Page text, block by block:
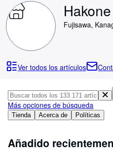
Consultar mis pedidos
Búsqueda avanzada
Colecciones
Arte y coleccionismo
Vendedores
Ayuda
Fujisawa,
Ver todos los artículos
Tienda Acerca de Políticas
Más opciones de búsqueda
Añadido